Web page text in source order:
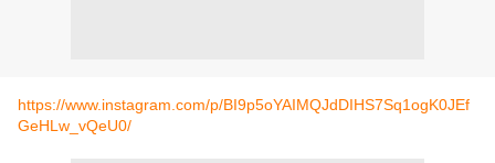
https://www.instagram.com/p/BI9p5oYAIMQJdDIHS7Sq1ogK0JEf
GeHLw_vQeU0/